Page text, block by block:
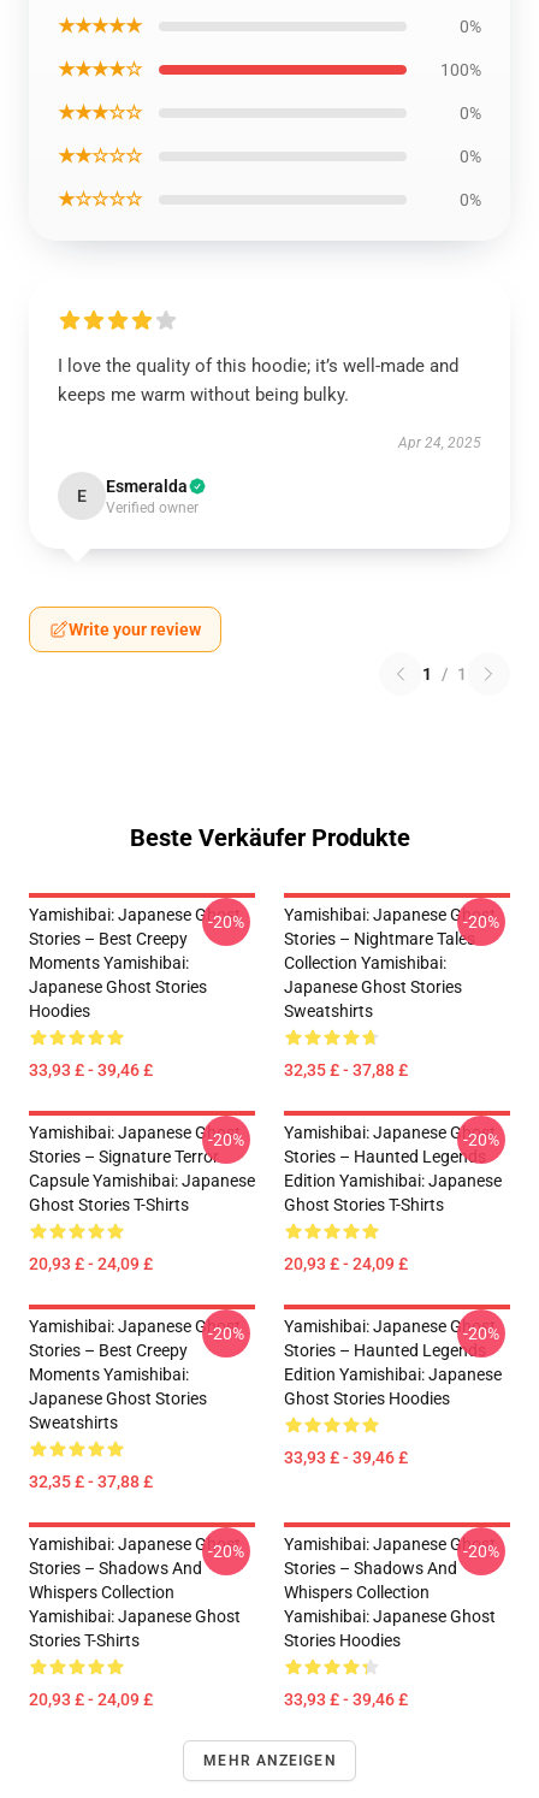
★★★★★ 0%
★★★★☆ 100%
★★★☆☆ 0%
★★☆☆☆ 0%
★☆☆☆☆ 0%
I love the quality of this hoodie; it’s well-made and
keeps me warm without being bulky.
Apr 24, 2025
E Esmeralda
Verified owner
Write your review
1 / 1
Beste Verkäufer Produkte
Yamishibai: Japanese Ghost
Stories – Best Creepy
Moments Yamishibai:
Japanese Ghost Stories
Hoodies
33,93 £ - 39,46 £
-20%
Yamishibai: Japanese Ghost
Stories – Nightmare Tales
Collection Yamishibai:
Japanese Ghost Stories
Sweatshirts
32,35 £ - 37,88 £
-20%
Yamishibai: Japanese Ghost
Stories – Signature Terror
Capsule Yamishibai: Japanese
Ghost Stories T-Shirts
20,93 £ - 24,09 £
-20%
Yamishibai: Japanese Ghost
Stories – Haunted Legends
Edition Yamishibai: Japanese
Ghost Stories T-Shirts
20,93 £ - 24,09 £
-20%
Yamishibai: Japanese Ghost
Stories – Best Creepy
Moments Yamishibai:
Japanese Ghost Stories
Sweatshirts
32,35 £ - 37,88 £
-20%
Yamishibai: Japanese Ghost
Stories – Haunted Legends
Edition Yamishibai: Japanese
Ghost Stories Hoodies
33,93 £ - 39,46 £
-20%
Yamishibai: Japanese Ghost
Stories – Shadows And
Whispers Collection
Yamishibai: Japanese Ghost
Stories T-Shirts
20,93 £ - 24,09 £
-20%
Yamishibai: Japanese Ghost
Stories – Shadows And
Whispers Collection
Yamishibai: Japanese Ghost
Stories Hoodies
33,93 £ - 39,46 £
-20%
MEHR ANZEIGEN